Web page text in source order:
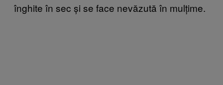
înghite în sec și se face nevăzută în mulțime.